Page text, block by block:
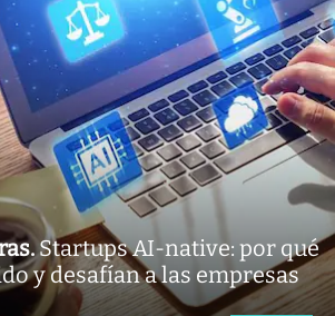
.Startups AI-native: por qué
y desafían a las empresas